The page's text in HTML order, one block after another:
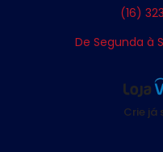
(16)
De Segunda à
Crie já